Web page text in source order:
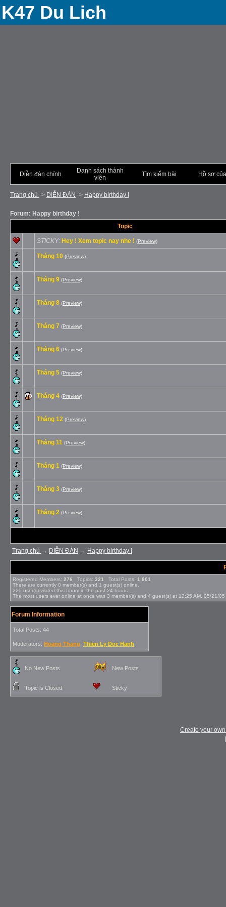
K47 Du Lich
Diễn đàn chính
Danh sách thành
viên
Tìm kiếm bài Hồ sơ
Trang chủ -> DIỄN ÐÀN -> Happy birthday !
Forum: Happy birthday !
Topic
STICKY: Hey ! Xem topic nay nhe ! (Preview)
Tháng 10 (Preview)
Tháng 9 (Preview)
Tháng 8 (Preview)
Tháng 7 (Preview)
Tháng 6 (Preview)
Tháng 5 (Preview)
Tháng 4 (Preview)
Tháng 12 (Preview)
Tháng 11 (Preview)
Tháng 1 (Preview)
Tháng 3 (Preview)
Tháng 2 (Preview)
Trang chủ → DIỄN ÐÀN → Happy birthday !
Registered Members: 276 Topics: 321 Total Posts: 1,801
There are currently 0 member(s) and 1 guest(s) online
225 user(s) visited this forum in the past 24 hours
The most users ever online at once was 3 member(s) and 4 guest(s) at 12:25 AM, 05/21/05
Forum Information
Total Posts: 44
Moderators: Hoang Thang Thien Ly Doc Hanh
No New Posts New Posts
Topic is Closed Sticky
Create your